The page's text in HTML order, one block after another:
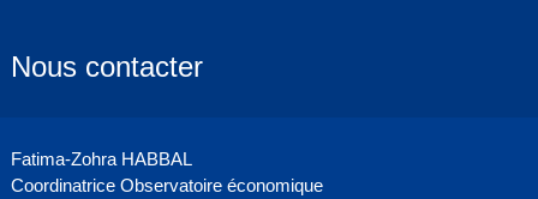
Nous contacter
Fatima-Zohra HABBAL
Coordinatrice Observatoire économique